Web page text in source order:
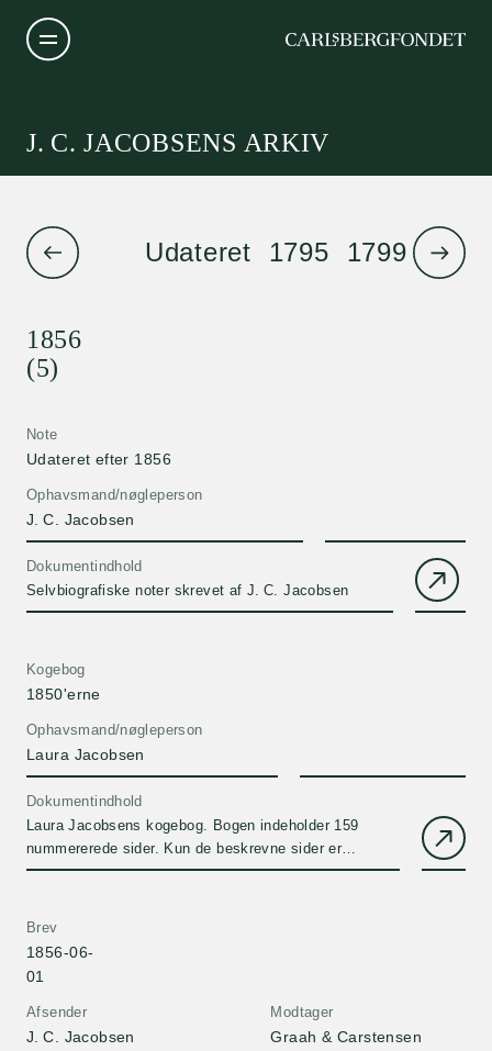
J. C. JACOBSENS ARKIV
Udateret 1795 1799 1801
1856
(5)
Ophavsmand/nøgleperson
J. C. Jacobsen
Note
Udateret efter 1856
Dokumentindhold
Selvbiografiske noter skrevet af J. C. Jacobsen
Ophavsmand/nøgleperson
Laura Jacobsen
Kogebog
1850'erne
Dokumentindhold
Laura Jacobsens kogebog. Bogen indeholder 159
nummererede sider. Kun de beskrevne sider er
scannet.Afventer transskription.
Afsender
J. C. Jacobsen
Brev
1856-06-
01
Modtager
Graah & Carstensen